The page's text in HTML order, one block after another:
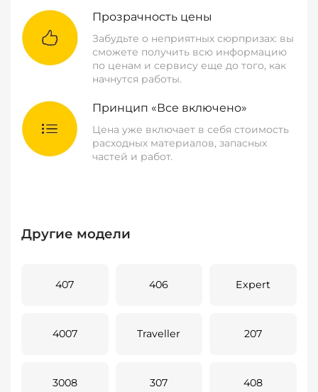
Прозрачность цены
Забудьте о неприятных сюрпризах: вы
сможете получить всю информацию
по ценам и сервису еще до того, как
начнутся работы.
Принцип «Все включено»
Цена уже включает в себя стоимость
расходных материалов, запасных
частей и работ.
Другие модели
407 406 Expert
4007 Traveller 207
3008 307 408